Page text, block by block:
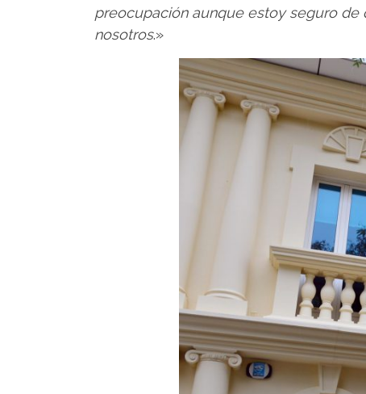
preocupación aunque estoy seguro de
nosotros.»